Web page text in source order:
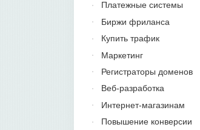
Платежные системы
Биржи фриланса
Купить трафик
Маркетинг
Регистраторы доменов
Веб-разработка
Интернет-магазинам
Повышение конверсии